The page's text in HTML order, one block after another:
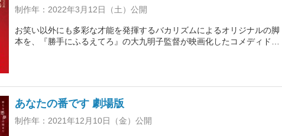
制作年：2022年3月12日（土）公開
お笑い以外にも多彩な才能を発揮するバカリズムによるオリジナルの脚
本を、『勝手にふるえてろ』の大九明子監督が映画化したコメディドラ
あなたの番です 劇場版
制作年：2021年12月10日（金）公開